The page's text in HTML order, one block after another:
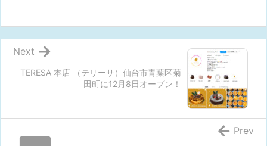
TERESA 本店 （テリーサ）仙台市青葉区菊
田町に12月8日オープン！
Next
Prev